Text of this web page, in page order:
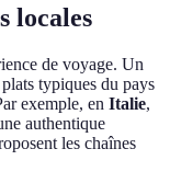
locales
de voyage. Un
typiques du pays
exemple, en Italie,
authentique
les chaînes